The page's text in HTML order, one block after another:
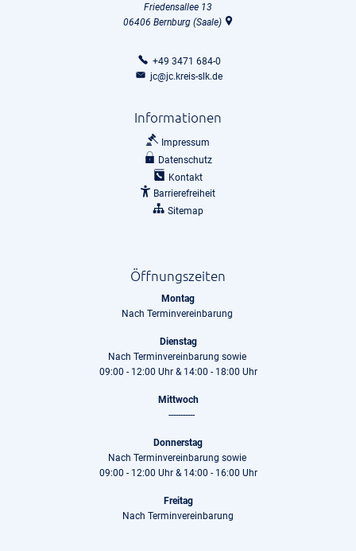
Friedensallee 13
06406 Bernburg (Saale)
+49 3471 684-0
jc@jc.kreis-slk.de
Informationen
Impressum
Datenschutz
Kontakt
Barrierefreiheit
Sitemap
Öffnungszeiten
Montag
Nach Terminvereinbarung
Dienstag
Nach Terminvereinbarung sowie
09:00 - 12:00 Uhr & 14:00 - 18:00 Uhr
Mittwoch
-----------
Donnerstag
Nach Terminvereinbarung sowie
09:00 - 12:00 Uhr & 14:00 - 16:00 Uhr
Freitag
Nach Terminvereinbarung